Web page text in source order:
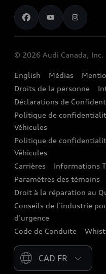
Restez au courant
Services Financiers Audi
Audi Boutique
Accessoires
Audi connect
Assistance routière
Audi Care
Centres de carrosserie
Garanties Audi et
Pour nous joindre
Rappels
© 2026 Audi Canada, Inc.
English Médias
Droits de la personne
Déclarations de
Politique de
Véhicules
Politique de
Véhicules
Carrières
Informations
Paramètres des témoins
Droit à la réparation au
Conseils de l’industrie
d’urgence
Code de Conduite
Please select country